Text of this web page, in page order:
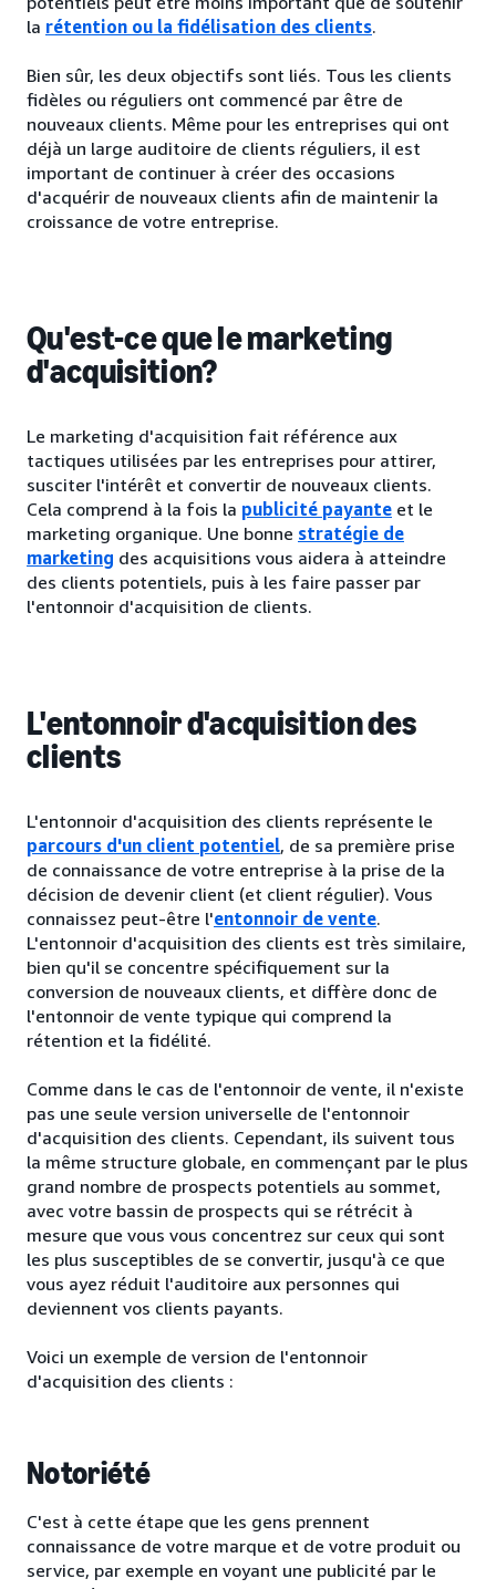
la rétention ou la fidélisation des clients.
Bien sûr, les deux objectifs sont liés. Tous les clients
fidèles ou réguliers ont commencé par être de
nouveaux clients. Même pour les entreprises qui ont
déjà un large auditoire de clients réguliers, il est
important de continuer à créer des occasions
d'acquérir de nouveaux clients afin de maintenir la
croissance de votre entreprise.
Qu'est-ce que le marketing
d'acquisition?
Le marketing d'acquisition fait référence aux
tactiques utilisées par les entreprises pour attirer,
susciter l'intérêt et convertir de nouveaux clients.
Cela comprend à la fois la publicité payante et le
marketing organique. Une bonne stratégie de
marketing des acquisitions vous aidera à atteindre
des clients potentiels, puis à les faire passer par
l'entonnoir d'acquisition de clients.
L'entonnoir d'acquisition des
clients
L'entonnoir d'acquisition des clients représente le
parcours d'un client potentiel, de sa première prise
de connaissance de votre entreprise à la prise de la
décision de devenir client (et client régulier). Vous
connaissez peut-être l'entonnoir de vente.
L'entonnoir d'acquisition des clients est très similaire,
bien qu'il se concentre spécifiquement sur la
conversion de nouveaux clients, et diffère donc de
l'entonnoir de vente typique qui comprend la
rétention et la fidélité.
Comme dans le cas de l'entonnoir de vente, il n'existe
pas une seule version universelle de l'entonnoir
d'acquisition des clients. Cependant, ils suivent tous
la même structure globale, en commençant par le plus
grand nombre de prospects potentiels au sommet,
avec votre bassin de prospects qui se rétrécit à
mesure que vous vous concentrez sur ceux qui sont
les plus susceptibles de se convertir, jusqu'à ce que
vous ayez réduit l'auditoire aux personnes qui
deviennent vos clients payants.
Voici un exemple de version de l'entonnoir
d'acquisition des clients :
Notoriété
C'est à cette étape que les gens prennent
connaissance de votre marque et de votre produit ou
service, par exemple en voyant une publicité par le